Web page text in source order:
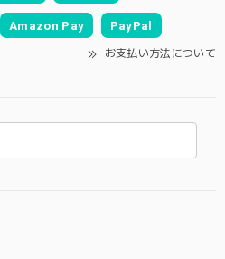
Amazon Pay PayPal
お支払い方法について